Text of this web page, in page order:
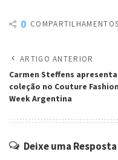
0 COMPARTILHAMENTOS
ARTIGO ANTERIOR
Carmen Steffens apresenta
coleção no Couture Fashion
Week Argentina
Deixe uma Resposta